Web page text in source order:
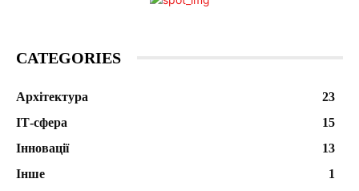
CATEGORIES
Архітектура
23
ІТ-сфера
15
Інновації
13
Інше
1